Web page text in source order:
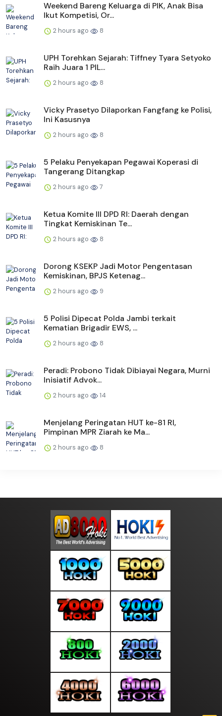
Weekend Bareng Keluarga di PIK, Anak Bisa
Ikut Kompetisi, Or...
2 hours ago 8
UPH Torehkan Sejarah: Tiffney Tyara Setyoko
Raih Juara 1 PIL...
2 hours ago 8
Vicky Prasetyo Dilaporkan Fangfang ke Polisi,
Ini Kasusnya
2 hours ago 8
5 Pelaku Penyekapan Pegawai Koperasi di
Tangerang Ditangkap
2 hours ago 7
Ketua Komite III DPD RI: Daerah dengan
Tingkat Kemiskinan Te...
2 hours ago 8
Dorong KSEKP Jadi Motor Pengentasan
Kemiskinan, BPJS Ketenag...
2 hours ago 9
5 Polisi Dipecat Polda Jambi terkait
Kematian Brigadir EWS, ...
2 hours ago 8
Peradi: Probono Tidak Dibiayai Negara, Murni
Inisiatif Advok...
2 hours ago 14
Menjelang Peringatan HUT ke-81 RI,
Pimpinan MPR Ziarah ke Ma...
2 hours ago 8